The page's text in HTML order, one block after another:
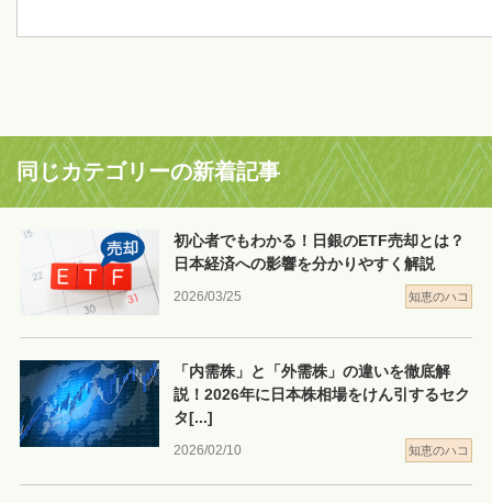
同じカテゴリーの新着記事
2026/03/25 知恵のハコ
初心者でもわかる！日銀のETF売却とは？
日本経済への影響を分かりやすく解説
2026/02/10 知恵のハコ
「内需株」と「外需株」の違いを徹底解
説！2026年に日本株相場をけん引するセク
タ[...]